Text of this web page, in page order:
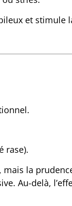
et stimule
rase).
mais la
Au-delà,